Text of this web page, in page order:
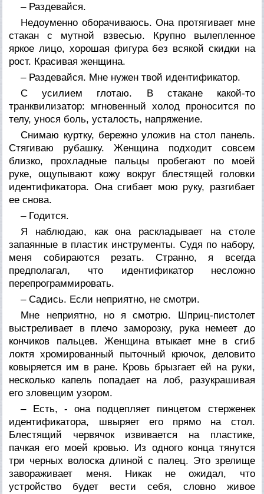
– Раздевайся.
Недоуменно оборачиваюсь. Она протягивает мне
стакан с мутной взвесью. Крупно вылепленное
яркое лицо, хорошая фигура без всякой скидки на
рост. Красивая женщина.
– Раздевайся. Мне нужен твой идентификатор.
С усилием глотаю. В стакане какой-то
транквилизатор: мгновенный холод проносится по
телу, унося боль, усталость, напряжение.
Снимаю куртку, бережно уложив на стол панель.
Стягиваю рубашку. Женщина подходит совсем
близко, прохладные пальцы пробегают по моей
руке, ощупывают кожу вокруг блестящей головки
идентификатора. Она сгибает мою руку, разгибает
ее снова.
– Годится.
Я наблюдаю, как она раскладывает на столе
запаянные в пластик инструменты. Судя по набору,
меня собираются резать. Странно, я всегда
предполагал, что идентификатор несложно
перепрограммировать.
– Садись. Если неприятно, не смотри.
Мне неприятно, но я смотрю. Шприц-пистолет
выстреливает в плечо заморозку, рука немеет до
кончиков пальцев. Женщина втыкает мне в сгиб
локтя хромированный пыточный крючок, деловито
ковыряется им в ране. Кровь брызгает ей на руки,
несколько капель попадает на лоб, разукрашивая
его зловещим узором.
– Есть, - она подцепляет пинцетом стерженек
идентификатора, швыряет его прямо на стол.
Блестящий червячок извивается на пластике,
пачкая его моей кровью. Из одного конца тянутся
три черных волоска длиной с палец. Это зрелище
завораживает меня. Никак не ожидал, что
устройство будет вести себя, словно живое